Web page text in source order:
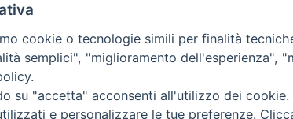
Privacy Policy
riservati - Vita Trentina Editrice
cookie o tecnologie simili per finalità
semplici", "miglioramento dell'esperienza",
su "accetta" acconsenti all'utilizzo dei
e personalizzare le tue preferenze.